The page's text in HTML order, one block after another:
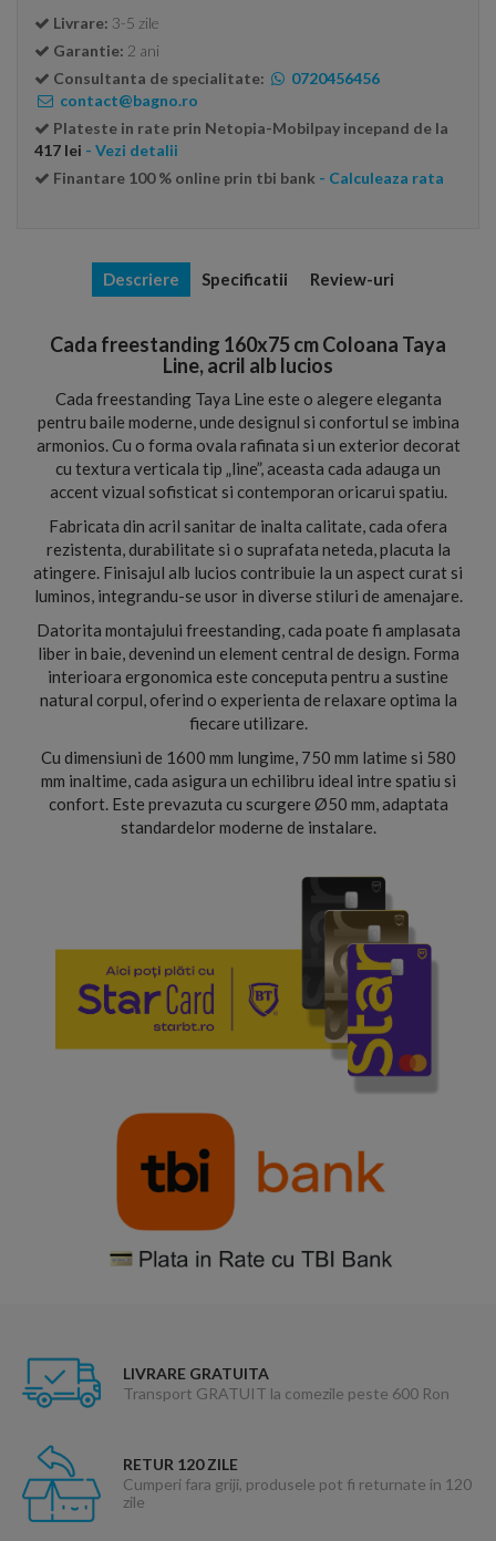
Livrare: 3-5 zile
Garantie: 2 ani
Consultanta de specialitate:
0720456456
contact@bagno.ro
Plateste in rate prin Netopia-Mobilpay incepand de la
417 lei - Vezi detalii
Finantare 100 % online prin tbi bank - Calculeaza rata
Descriere Specificatii Review-uri
Cada freestanding 160x75 cm Coloana Taya
Line, acril alb lucios
Cada freestanding Taya Line este o alegere eleganta
pentru baile moderne, unde designul si confortul se imbina
armonios. Cu o forma ovala rafinata si un exterior decorat
cu textura verticala tip „line”, aceasta cada adauga un
accent vizual sofisticat si contemporan oricarui spatiu.
Fabricata din acril sanitar de inalta calitate, cada ofera
rezistenta, durabilitate si o suprafata neteda, placuta la
atingere. Finisajul alb lucios contribuie la un aspect curat si
luminos, integrandu-se usor in diverse stiluri de amenajare.
Datorita montajului freestanding, cada poate fi amplasata
liber in baie, devenind un element central de design. Forma
interioara ergonomica este conceputa pentru a sustine
natural corpul, oferind o experienta de relaxare optima la
fiecare utilizare.
Cu dimensiuni de 1600 mm lungime, 750 mm latime si 580
mm inaltime, cada asigura un echilibru ideal intre spatiu si
confort. Este prevazuta cu scurgere Ø50 mm, adaptata
standardelor moderne de instalare.
LIVRARE GRATUITA
Transport GRATUIT la comezile peste 600 Ron
RETUR 120 ZILE
Cumperi fara griji, produsele pot fi returnate in 120
zile